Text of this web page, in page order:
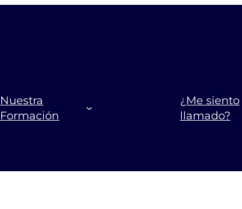
Nuestra
Formación
¿Me siento
llamado?